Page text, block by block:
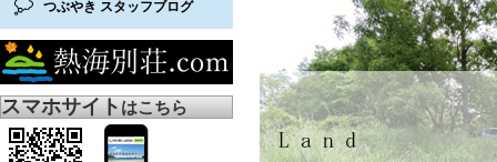
つぶやき スタッフブログ
スマホサイトはこちら